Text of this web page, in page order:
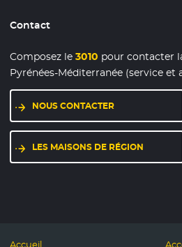
Contact
Composez le3010 pour contacter
Pyrénées-Méditerranée (service et
NOUS CONTACTER
LES MAISONS DE RÉGION
Accueil